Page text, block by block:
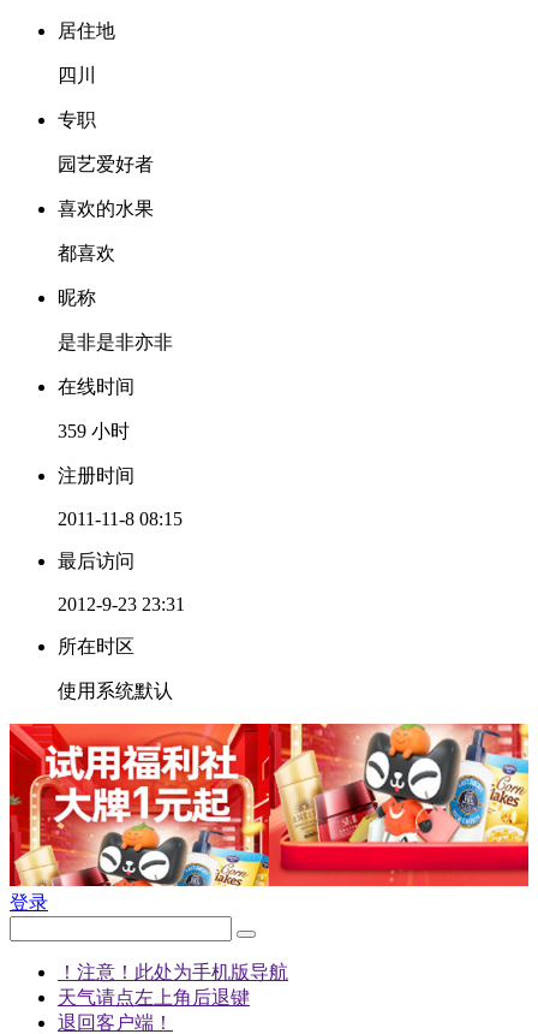
居住地
四川
专职
园艺爱好者
喜欢的水果
都喜欢
昵称
是非是非亦非
在线时间
359 小时
注册时间
2011-11-8 08:15
最后访问
2012-9-23 23:31
所在时区
使用系统默认
登录
！注意！此处为手机版导航
天气请点左上角后退键
退回客户端！